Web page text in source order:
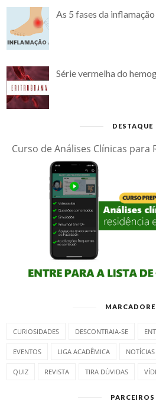
As 5 fases da
Série vermelha do
DESTAQUE
Curso de Análises Clínicas para
CURIOSIDADES DESCONTRAIA-SE
EVENTOS LIGA ACADÊMICA NOTÍCIAS
QUIZ REVISTA TIRA DÚVIDAS
PARCEIROS